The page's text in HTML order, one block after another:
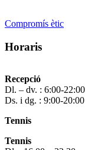
Compromís ètic
Horaris
Recepció
Dl. – dv. : 6:00-22:00
Ds. i dg. : 9:00-20:00
Tennis
Tennis